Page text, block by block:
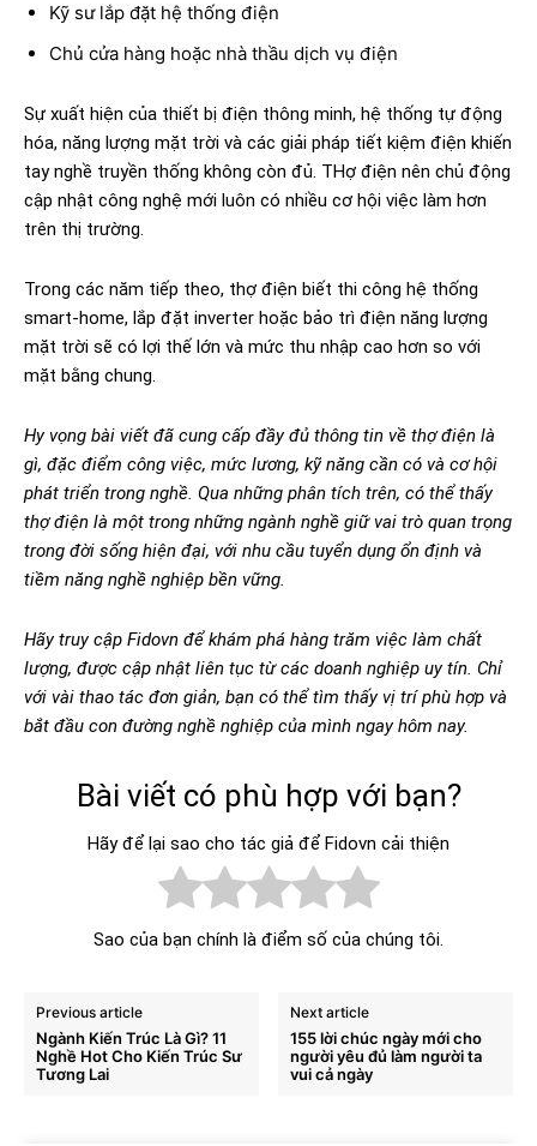
Kỹ sư lắp đặt hệ thống điện
Chủ cửa hàng hoặc nhà thầu dịch vụ điện
Sự xuất hiện của thiết bị điện thông minh, hệ thống tự động
hóa, năng lượng mặt trời và các giải pháp tiết kiệm điện khiến
tay nghề truyền thống không còn đủ. THợ điện nên chủ động
cập nhật công nghệ mới luôn có nhiều cơ hội việc làm hơn
trên thị trường.
Trong các năm tiếp theo, thợ điện biết thi công hệ thống
smart-home, lắp đặt inverter hoặc bảo trì điện năng lượng
mặt trời sẽ có lợi thế lớn và mức thu nhập cao hơn so với
mặt bằng chung.
Hy vọng bài viết đã cung cấp đầy đủ thông tin về thợ điện là
gì, đặc điểm công việc, mức lương, kỹ năng cần có và cơ hội
phát triển trong nghề. Qua những phân tích trên, có thể thấy
thợ điện là một trong những ngành nghề giữ vai trò quan trọng
trong đời sống hiện đại, với nhu cầu tuyển dụng ổn định và
tiềm năng nghề nghiệp bền vững.
Hãy truy cập Fidovn để khám phá hàng trăm việc làm chất
lượng, được cập nhật liên tục từ các doanh nghiệp uy tín. Chỉ
với vài thao tác đơn giản, bạn có thể tìm thấy vị trí phù hợp và
bắt đầu con đường nghề nghiệp của mình ngay hôm nay.
Bài viết có phù hợp với bạn?
Hãy để lại sao cho tác giả để Fidovn cải thiện
Sao của bạn chính là điểm số của chúng tôi.
Previous article
Ngành Kiến Trúc Là Gì? 11
Nghề Hot Cho Kiến Trúc Sư
Tương Lai
Next article
155 lời chúc ngày mới cho
người yêu đủ làm người ta
vui cả ngày